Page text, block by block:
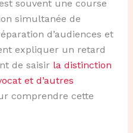
souvent une course
simultanée de
d’audiences et
expliquer un retard
de saisir la distinction
et d’autres
comprendre cette